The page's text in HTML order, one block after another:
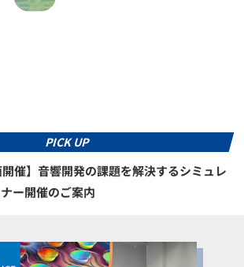
PICK UP
開催】音響開発の課題を解決するシミュレ
ー開催のご案内